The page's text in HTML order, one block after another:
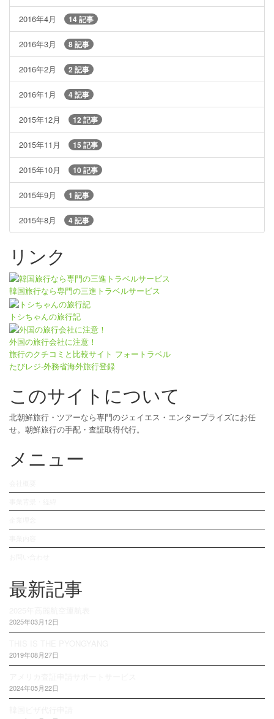
2016年4月 14 記事
2016年3月 8 記事
2016年2月 2 記事
2016年1月 4 記事
2015年12月 12 記事
2015年11月 15 記事
2015年10月 10 記事
2015年9月 1 記事
2015年8月 4 記事
リンク
韓国旅行なら専門の三進トラベルサービス
トシちゃんの旅行記
外国の旅行会社に注意！
旅行のクチコミと比較サイト フォートラベル
たびレジ-外務省海外旅行登録
このサイトについて
北朝鮮旅行・ツアーなら専門のジェイエス・エンタープライズにお任
せ。朝鮮旅行の手配・査証取得代行。
メニュー
最新記事
2025年03月12日
2019年08月27日
2024年05月22日